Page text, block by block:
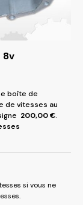
8v
boîte de
de vitesses au
200,00€.
si vous ne